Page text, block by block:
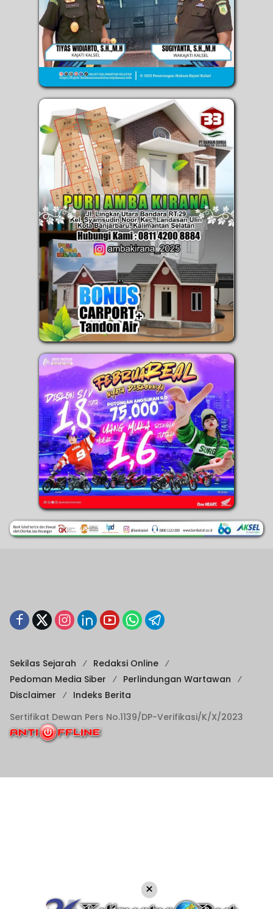
Sekilas Sejarah
Redaksi Online
Pedoman Media Siber
Perlindungan Wartawan
Disclaimer
Indeks Berita
Sertifikat Dewan Pers No.1139/DP-Verifikasi/K/X/2023
×